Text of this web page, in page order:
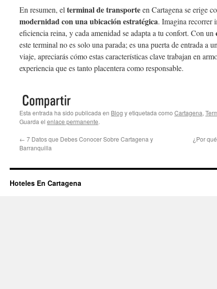
En resumen, el terminal de transporteen Cartagena se erige
modernidad con una ubicación estratégica. Imagina recorrer
eficiencia reina, y cada amenidad se adapta a tu confort. Con un
este terminal no es solo una parada; es una puerta de entrada a
viaje, apreciarás cómo estas características clave trabajan en
experiencia que es tanto placentera como responsable.
Esta entrada ha sido publicada en Blog y etiquetada como Cartagena,
Guarda el enlace permanente.
← 7 Datos que Debes Conocer Sobre Cartagena y
Barranquilla
¿Por
Hoteles En Cartagena